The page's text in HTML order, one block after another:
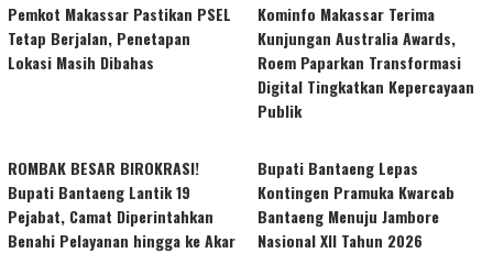
Pemkot Makassar Pastikan PSEL
Tetap Berjalan, Penetapan
Lokasi Masih Dibahas
Kominfo Makassar Terima
Kunjungan Australia Awards,
Roem Paparkan Transformasi
Digital Tingkatkan Kepercayaan
Publik
ROMBAK BESAR BIROKRASI!
Bupati Bantaeng Lantik 19
Pejabat, Camat Diperintahkan
Benahi Pelayanan hingga ke Akar
Bupati Bantaeng Lepas
Kontingen Pramuka Kwarcab
Bantaeng Menuju Jambore
Nasional XII Tahun 2026